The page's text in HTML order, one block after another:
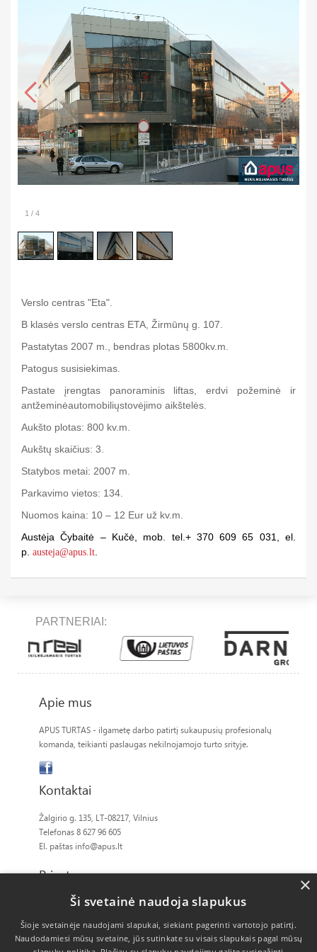
1 / 4
Verslo centras "Eta".
B klasės verslo centras ETA, Žirmūnų g. 107.
Pastatytas 2007 m., bendras plotas 5800kv.m.
Patogus susisiekimas.
Pastate įrengtas panoraminis liftas, erdvi požeminė ir
antžeminėautomobiliųstovėjimo aikštelės.
Aukšto plotas: 800 kv.m.
Aukštų skaičius: 3.
Statybos metai: 2007 m.
Parkavimo vietos: 134.
Nuomos kaina: 10 – 12 Eur už kv.m.
Austėja Čybaitė – Kučė, mob. tel.+ 370 609 65 031, el.
p. austeja@apus.lt
PARTNERIAI:
Apie mus
APUS TURTAS - ilgametę darbo patirtį sukaupusių profesionalų
komanda, teikianti paslaugas nekilnojamojo turto srityje.
Kontaktai
Žalgirio g. 135, LT-08217, Vilnius
Telefonas 8 627 96 605
El. paštas info@apus.lt
Privatumas
Slapukų politikaŠi svetainė naudoja slapukus
Šioje svetainėje naudojami slapukai, siekiant pagerinti vartotojo patirtį.
Naudodamiesi mūsų svetaine, jūs sutinkate su visais slapukais pagal mūsų
×